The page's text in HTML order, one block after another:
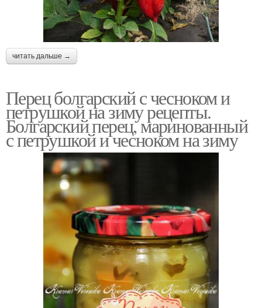
читать дальше →
Перец болгарский с чесноком и
петрушкой на зиму рецепты.
Болгарский перец, маринованный
с петрушкой и чесноком на зиму